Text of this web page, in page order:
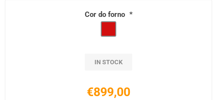
Cor do forno *
IN STOCK
€899,00